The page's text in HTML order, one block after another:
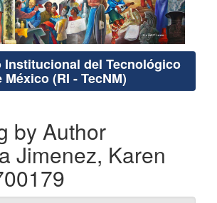
Institucional del Tecnológico
(RI - TecNM)
by Author
Jimenez, Karen